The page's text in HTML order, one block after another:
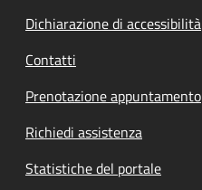
Dichiarazione di accessibilità
Contatti
Prenotazione appuntamento
Richiedi assistenza
Statistiche del portale